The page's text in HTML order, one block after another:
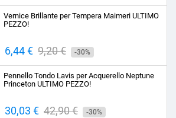
base
Vernice Brillante per Tempera Maimeri ULTIMO
PEZZO!
Prezzo
6,44 € Prezzo
base
9,20 € -30%
Pennello Tondo Lavis per Acquerello Neptune
Princeton ULTIMO PEZZO!
Prezzo
30,03 € Prezzo
42,90 € -30%